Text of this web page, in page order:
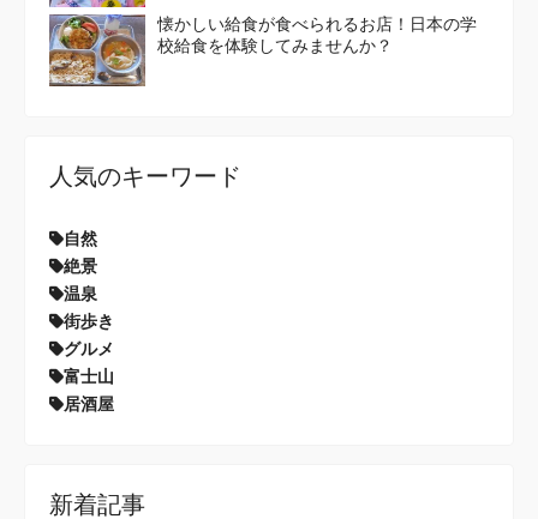
懐かしい給食が食べられるお店！日本の学
校給食を体験してみませんか？
人気のキーワード
自然
絶景
温泉
街歩き
グルメ
富士山
居酒屋
新着記事